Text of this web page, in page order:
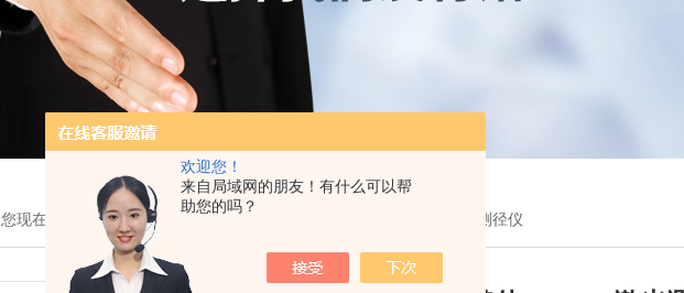
欢迎您！
来自局域网的朋友！有什么可以帮
助您的吗？
您现在的位置：首页> 产品展示 > > > 奥美佳LGD-60激光测径仪